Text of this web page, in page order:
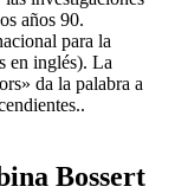
años 90.
para la
en inglés). La
da la palabra a
Bossert